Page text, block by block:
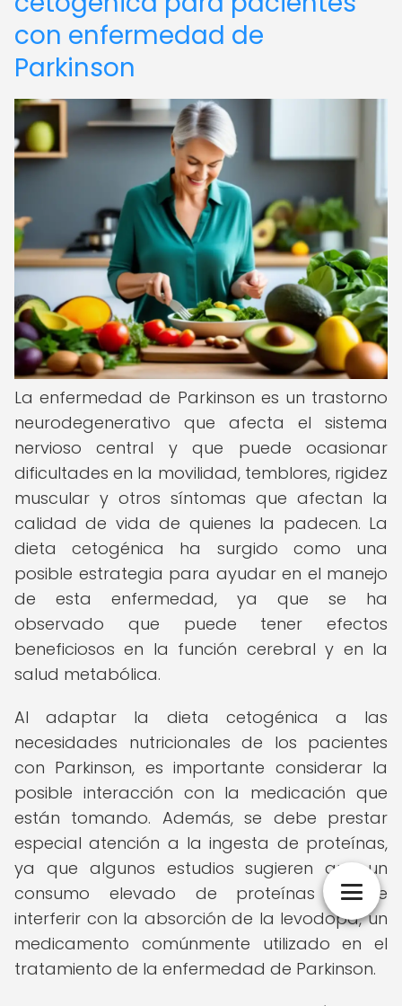
con enfermedad de
Parkinson
La enfermedad de Parkinson es un trastorno
neurodegenerativo que afecta el sistema
nervioso central y que puede ocasionar
dificultades en la movilidad, temblores, rigidez
muscular y otros síntomas que afectan la
calidad de vida de quienes la padecen. La
dieta cetogénica ha surgido como una
posible estrategia para ayudar en el manejo
de esta enfermedad, ya que se ha
observado que puede tener efectos
beneficiosos en la función cerebral y en la
salud metabólica.
Al adaptar la dieta cetogénica a las
necesidades nutricionales de los pacientes
con Parkinson, es importante considerar la
posible interacción con la medicación que
están tomando. Además, se debe prestar
especial atención a la ingesta de proteínas,
ya que algunos estudios sugieren que un
consumo elevado de proteínas puede
interferir con la absorción de la levodopa, un
medicamento comúnmente utilizado en el
tratamiento de la enfermedad de Parkinson.